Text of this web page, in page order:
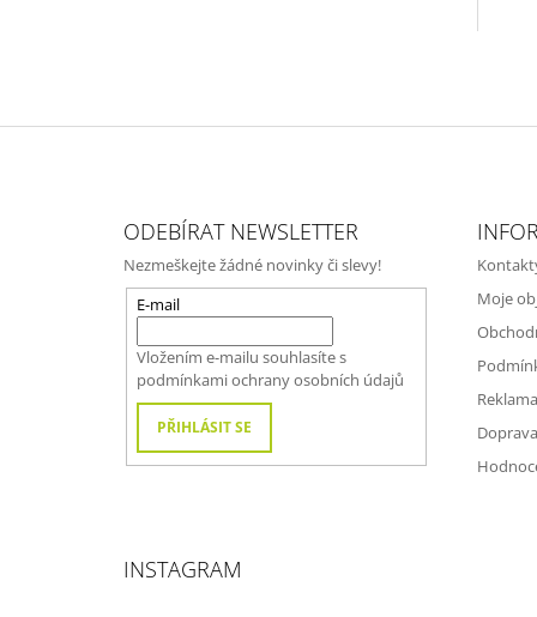
ODEBÍRAT NEWSLETTER
Nezmeškejte žádné novinky či slevy!
E-mail
Vložením e-mailu souhlasíte s
podmínkami ochrany osobních údajů
PŘIHLÁSIT SE
Moje
INSTAGRAM